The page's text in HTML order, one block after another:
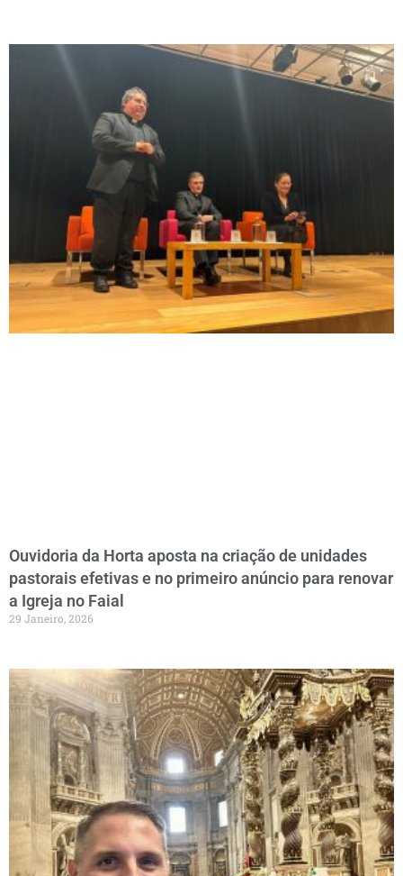
Ouvidoria da Horta aposta na criação de unidades
pastorais efetivas e no primeiro anúncio para renovar
a Igreja no Faial
29 Janeiro, 2026